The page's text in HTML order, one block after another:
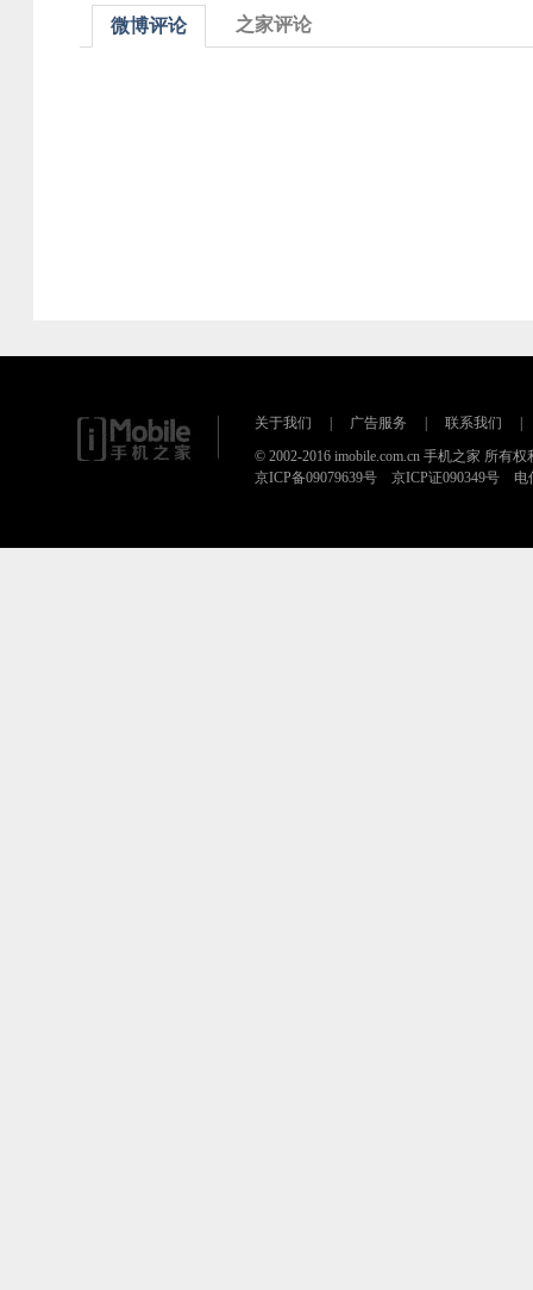
微博评论 之家评论
关于我们 广告服务 联系我们
© 2002-2016 imobile.com.cn 手机之家 所有权
京ICP备09079639号 京ICP证090349号 电